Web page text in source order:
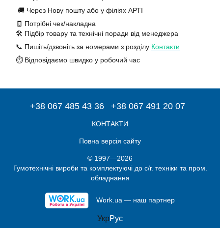
🚚 Через Нову пошту або у філіях АРТІ
🧾 Потрібні чек/накладна
🛠️ Підбір товару та технічні поради від менеджера
📞 Пишіть/дзвоніть за номерами з розділу Контакти
⏱️ Відповідаємо швидко у робочий час
+38 067 485 43 36 +38 067 491 20 07
КОНТАКТИ
Повна версія сайту
© 1997—2026
Гумотехнічні вироби та комплектуючі до с/г. техніки та пром.
обладнання
Work.ua — наш партнер
УкрРус